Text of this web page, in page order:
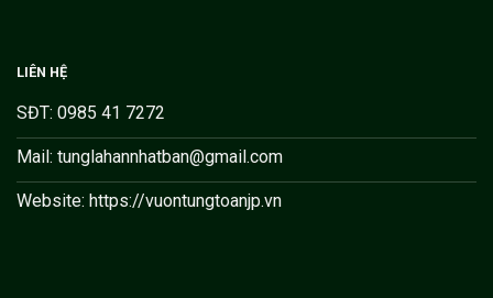
LIÊN HỆ
SĐT: 0985 41 7272
Mail: tunglahannhatban@gmail.com
Website: https://vuontungtoanjp.vn